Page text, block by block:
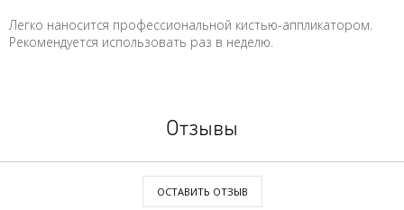
Легко наносится профессиональной кистью-аппликатором.
Рекомендуется использовать раз в неделю.
Отзывы
ОСТАВИТЬ ОТЗЫВ